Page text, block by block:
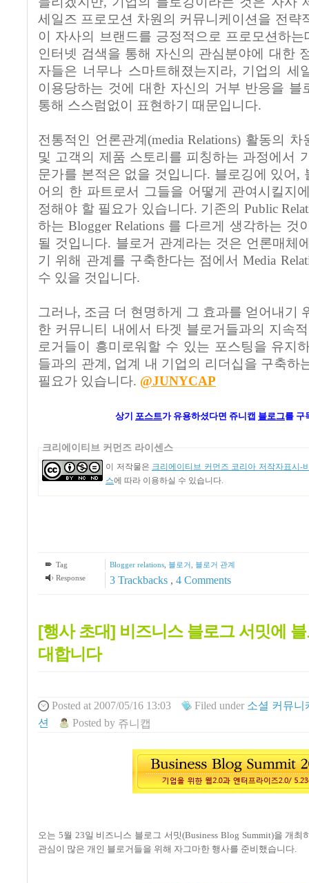
세일즈 프로모션 차원의 커뮤니케이션을 전략
이 자사의 브랜드를 긍정적으로 프로모션하
인터넷 검색을 통해 자신의 관심분야에 대한
자들은 너무나 스마트해졌는지라, 기업의 세
이용당하는 것에 대한 자신의 거부 반응을 블
통해 스스럼없이 표현하기 때문입니다.
전통적인 언론관계(media Relations) 활동의
및 고객의 제품 스토리를 피칭하는 과정에서
문가를 본적은 없을 것입니다. 블로깅에 있어,
어의 한 파트로서 그들을 어떻게 관여시킬지
정해야 할 필요가 있습니다. 기존의 Public
하는 Blogger Relations 를 다르게 생각하는 것
될 것입니다. 블로거 관계라는 것은 언론매체
기 위해 관계를 구축한다는 점에서 Media
수 있을 것입니다.
그러나, 조금 더 현명하게 그 효과를 얻어내기
한 커뮤니티 내에서 타겟 블로거들과의 지속
로거들이 흥미로워할 수 있는 포스팅을 유지
들과의 관계, 업계 내 기업의 리더십을 구축하
필요가 있습니다. @JUNYCAP
상기 포스트가유용하셨다면 쥬니캡 블로그를 구
크리에이티브 커먼즈 라이센스
이 저작물은 크리에이티브 커먼즈 코리아 저작자표시-
스에 따라 이용하실 수 있습니다.
Tag Blogger relations, 블로거 블로거 관계
Response
3Trackbacks , 4Comments
[행사 초대] 비즈니스 블로그 서밋에
대합니다
Posted at 2007/05/16 13:03 Filedunder 소셜 커뮤니
션
Postedby 쥬니캡
오는 5월 23일 비즈니스 블로그 서밋(Business Blog Summit)을 개
관심이 많은 개인 블로거들을 위해 자그마한 행사를 준비했습니다.